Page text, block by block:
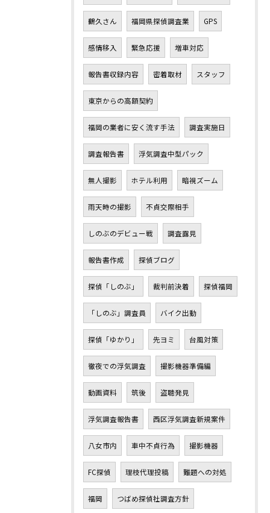
鶴久さん 福岡県探偵調査業 GPS
感情移入 緊急応援 増車対応
報告書収録内容 密着取材 スタッフ
東京からの高額契約
福岡の業者に安く流す手法 調査実施日
調査報告書 浮気調査中型パック
無人撮影 ホテル利用 暗視ズーム
雨天時の撮影 不貞交際相手
しのぶのデビュー戦 調査露見
報告書作成 探偵ブログ
探偵「しのぶ」 裁判前決着 探偵福岡
「しのぶ」調査員 バイク出動
探偵「ゆかり」 先ヨミ 台風対策
徹夜での浮気調査 撮影機器準備編
動画資料 筑後 盗聴発見
浮気調査報告書 西区浮気調査新規案件
八女市内 車中不貞行為 撮影機器
FC探偵 理枝代理投稿 難題への対処
福岡 つばめ探偵社調査方針